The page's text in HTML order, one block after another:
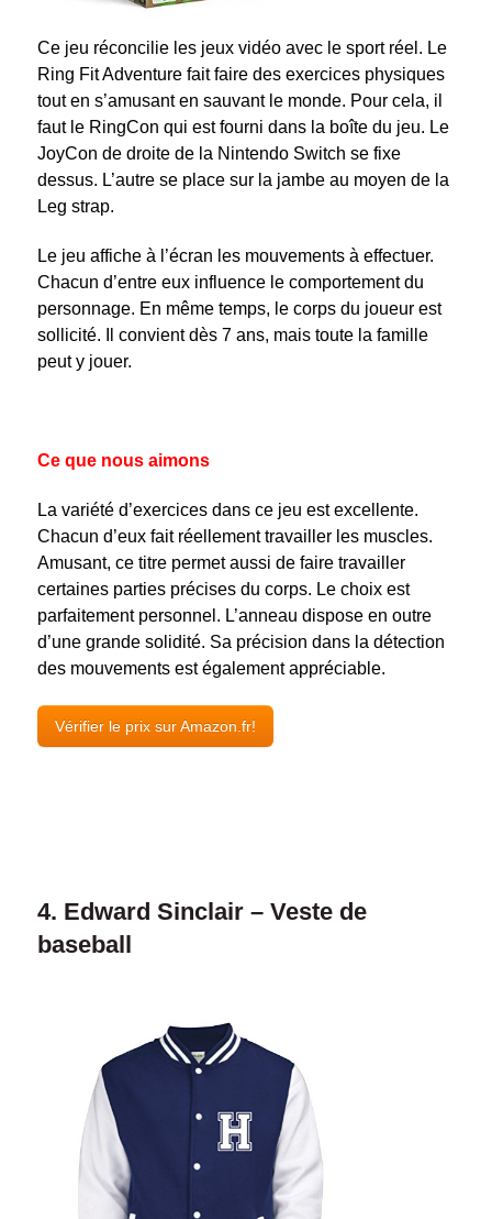
Ce jeu réconcilie les jeux vidéo avec le sport réel. Le
Ring Fit Adventure fait faire des exercices physiques
tout en s’amusant en sauvant le monde. Pour cela, il
faut le RingCon qui est fourni dans la boîte du jeu. Le
JoyCon de droite de la Nintendo Switch se fixe
dessus. L’autre se place sur la jambe au moyen de la
Leg strap.
Le jeu affiche à l’écran les mouvements à effectuer.
Chacun d’entre eux influence le comportement du
personnage. En même temps, le corps du joueur est
sollicité. Il convient dès 7 ans, mais toute la famille
peut y jouer.
Ce que nous aimons
La variété d’exercices dans ce jeu est excellente.
Chacun d’eux fait réellement travailler les muscles.
Amusant, ce titre permet aussi de faire travailler
certaines parties précises du corps. Le choix est
parfaitement personnel. L’anneau dispose en outre
d’une grande solidité. Sa précision dans la détection
des mouvements est également appréciable.
Vérifier le prix sur Amazon.fr!
4. Edward Sinclair – Veste de
baseball